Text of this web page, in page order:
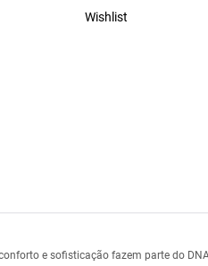
Wishlist
e sofisticação fazem parte do